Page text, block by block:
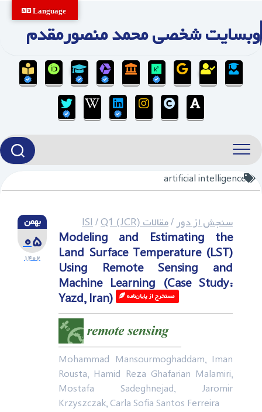
to
content
وبسایت شخصی محمد منصورمقدم
artificial intelligence
بهمن
۰۵
۱۴۰۲
سنجش از دور/مقالات ISI /Q1 (JCR)
Modeling and Estimating the
Land Surface Temperature (LST)
Using Remote Sensing and
Machine Learning (Case Study:
Yazd, Iran)
مستخرج از پایان‌نامه‌ ‌
Mohammad Mansourmoghaddam, Iman
Rousta, Hamid Reza Ghafarian Malamiri,
Mostafa Sadeghnejad, Jaromir
Krzyszczak, Carla Sofia Santos Ferreira
Language